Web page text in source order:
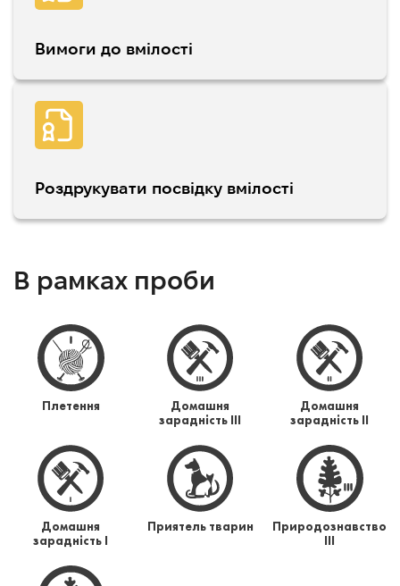
Вимоги до вмілості
Роздрукувати посвідку вмілості
В рамках проби
Плетення
Домашня
зарадність ІІІ
Домашня
зарадність ІІ
Домашня
зарадність І
Приятель тварин
Природознавство
ІІІ